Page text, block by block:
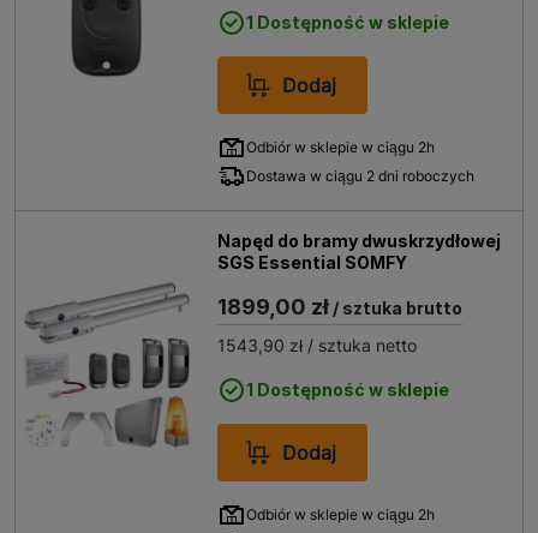
1 Dostępność w sklepie
Dodaj
Odbiór w sklepie w ciągu 2h
Dostawa w ciągu 2 dni roboczych
Napęd do bramy dwuskrzydłowej
SGS Essential SOMFY
1899,00 zł / sztuka brutto
1543,90 zł / sztuka netto
1 Dostępność w sklepie
Dodaj
Odbiór w sklepie w ciągu 2h